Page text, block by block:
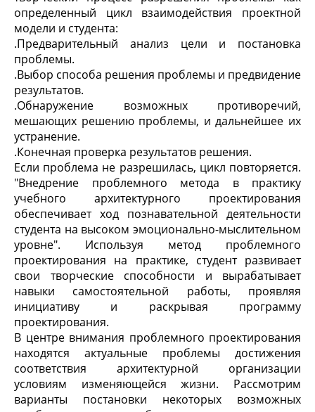
определенный цикл взаимодействия проектной
модели и студента:
.Предварительный анализ цели и постановка
проблемы.
.Выбор способа решения проблемы и предвидение
результатов.
.Обнаружение возможных противоречий,
мешающих решению проблемы, и дальнейшее их
устранение.
.Конечная проверка результатов решения.
Если проблема не разрешилась, цикл повторяется.
"Внедрение проблемного метода в практику
учебного архитектурного проектирования
обеспечивает ход познавательной деятельности
студента на высоком эмоционально-мыслительном
уровне". Используя метод проблемного
проектирования на практике, студент развивает
свои творческие способности и вырабатывает
навыки самостоятельной работы, проявляя
инициативу и раскрывая программу
проектирования.
В центре внимания проблемного проектирования
находятся актуальные проблемы достижения
соответствия архитектурной организации
условиям изменяющейся жизни. Рассмотрим
варианты постановки некоторых возможных